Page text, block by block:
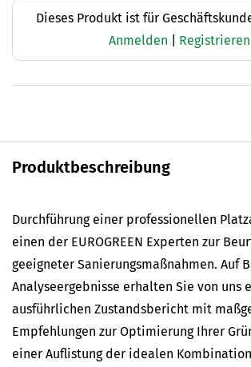
Dieses Produkt ist für
Anmelden
Registrieren
Produktbeschreibung
Durchführung einer professionellen
einen der EUROGREEN Experten zur
geeigneter Sanierungsmaßnahmen. Auf
Analyseergebnisse erhalten Sie von uns
ausführlichen Zustandsbericht mit
Empfehlungen zur Optimierung Ihrer
einer Auflistung der idealen